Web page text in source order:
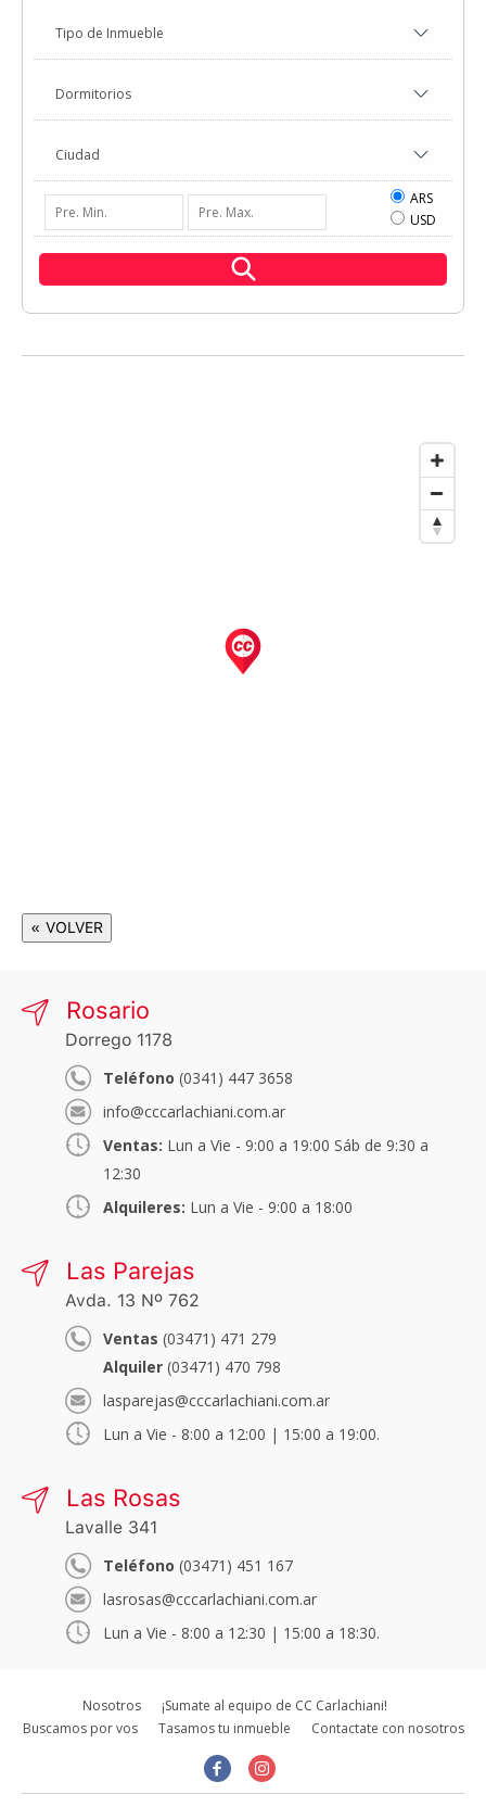
ARS
USD
« VOLVER
Rosario
Dorrego 1178
Teléfono (0341) 447 3658
info@cccarlachiani.com.ar
Ventas: Lun a Vie - 9:00 a 19:00 Sáb de 9:30 a
12:30
Alquileres: Lun a Vie - 9:00 a 18:00
Las Parejas
Avda. 13 Nº 762
Ventas (03471) 471 279
Alquiler (03471) 470 798
lasparejas@cccarlachiani.com.ar
Lun a Vie - 8:00 a 12:00 | 15:00 a 19:00.
Las Rosas
Lavalle 341
Teléfono (03471) 451 167
lasrosas@cccarlachiani.com.ar
Lun a Vie - 8:00 a 12:30 | 15:00 a 18:30.
Nosotros
¡Sumate al equipo de CC Carlachiani!
Buscamos por vos
Tasamos tu inmueble Contactate con nosotros